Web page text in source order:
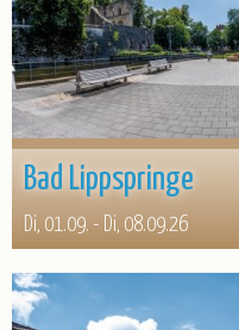
Bad Lippspringe
Di, 01.09. - Di, 08.09.26